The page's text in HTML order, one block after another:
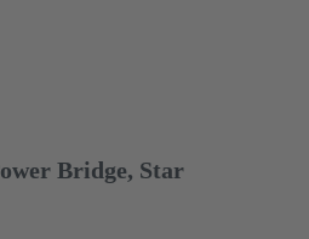
Bridge, Star